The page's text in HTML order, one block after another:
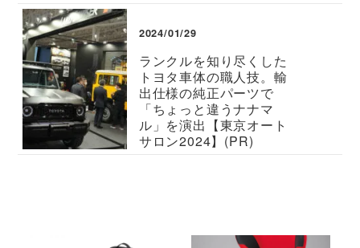
2024/01/29
ランクルを知り尽くした
トヨタ車体の職人技。輸
出仕様の純正パーツで
「ちょっと違うナナマ
ル」を演出【東京オート
サロン2024】(PR)